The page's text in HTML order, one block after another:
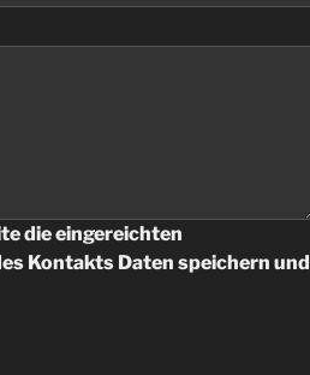
die eingereichten
Kontakts Daten speichern und